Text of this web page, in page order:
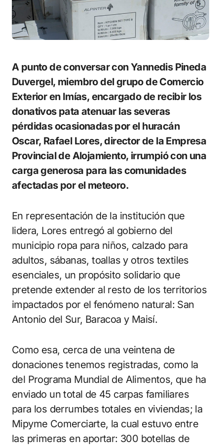
A punto de conversar con Yannedis Pineda
Duvergel, miembro del grupo de Comercio
Exterior en Imías, encargado de recibir los
donativos pata atenuar las severas
pérdidas ocasionadas por el huracán
Oscar, Rafael Lores, director de la Empresa
Provincial de Alojamiento, irrumpió con una
carga generosa para las comunidades
afectadas por el meteoro.
En representación de la institución que
lidera, Lores entregó al gobierno del
municipio ropa para niños, calzado para
adultos, sábanas, toallas y otros textiles
esenciales, un propósito solidario que
pretende extender al resto de los territorios
impactados por el fenómeno natural: San
Antonio del Sur, Baracoa y Maisí.
Como esa, cerca de una veintena de
donaciones tenemos registradas, como la
del Programa Mundial de Alimentos, que ha
enviado un total de 45 carpas familiares
para los derrumbes totales en viviendas; la
Mipyme Comerciarte, la cual estuvo entre
las primeras en aportar: 300 botellas de